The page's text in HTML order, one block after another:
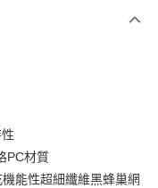
PC材質
能性超細纖維黑蜂巢網